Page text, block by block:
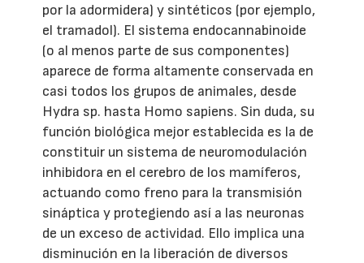
por la adormidera) y sintéticos (por ejemplo,
el tramadol). El sistema endocannabinoide
(o al menos parte de sus componentes)
aparece de forma altamente conservada en
casi todos los grupos de animales, desde
Hydra sp. hasta Homo sapiens. Sin duda, su
función biológica mejor establecida es la de
constituir un sistema de neuromodulación
inhibidora en el cerebro de los mamíferos,
actuando como freno para la transmisión
sináptica y protegiendo así a las neuronas
de un exceso de actividad. Ello implica una
disminución en la liberación de diversos